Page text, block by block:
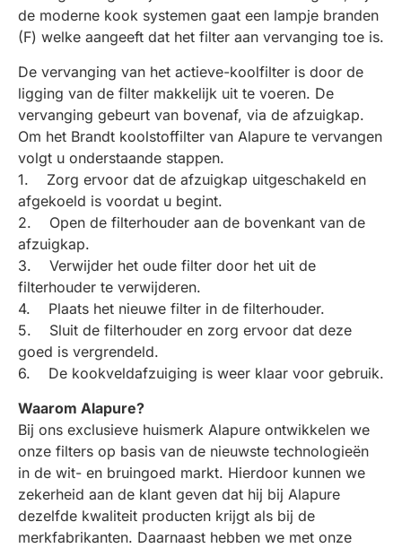
de moderne kook systemen gaat een lampje branden
(F) welke aangeeft dat het filter aan vervanging toe is.
De vervanging van het actieve-koolfilter is door de
ligging van de filter makkelijk uit te voeren. De
vervanging gebeurt van bovenaf, via de afzuigkap.
Om het Brandt koolstoffilter van Alapure te vervangen
volgt u onderstaande stappen.
1. Zorg ervoor dat de afzuigkap uitgeschakeld en
afgekoeld is voordat u begint.
2. Open de filterhouder aan de bovenkant van de
afzuigkap.
3. Verwijder het oude filter door het uit de
filterhouder te verwijderen.
4. Plaats het nieuwe filter in de filterhouder.
5. Sluit de filterhouder en zorg ervoor dat deze
goed is vergrendeld.
6. De kookveldafzuiging is weer klaar voor gebruik.
Waarom Alapure?
Bij ons exclusieve huismerk Alapure ontwikkelen we
onze filters op basis van de nieuwste technologieën
in de wit- en bruingoed markt. Hierdoor kunnen we
zekerheid aan de klant geven dat hij bij Alapure
dezelfde kwaliteit producten krijgt als bij de
merkfabrikanten. Daarnaast hebben we met onze